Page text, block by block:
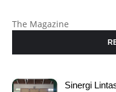
The Magazine
Sinergi